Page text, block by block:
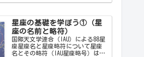
るまで、北極星は航海者や探検家
たしてきました。ここでは…
星座の基礎を学ぼう①（星
座の名前と略符）
国際天文学連合（IAU）による88星
座星座名と星座略符について星座
名とその略符（IAU星座略号）は、